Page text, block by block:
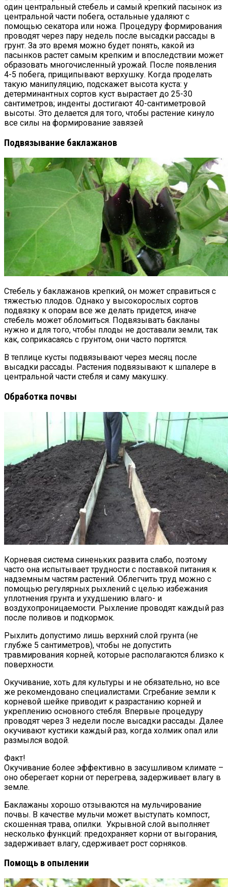
один центральный стебель и самый крепкий пасынок из
центральной части побега, остальные удаляют с
помощью секатора или ножа. Процедуру формирования
проводят через пару недель после высадки рассады в
грунт. За это время можно будет понять, какой из
пасынков растет самым крепким и впоследствии может
образовать многочисленный урожай. После появления
4-5 побега, прищипывают верхушку. Когда проделать
такую манипуляцию, подскажет высота куста: у
детерминантных сортов куст вырастает до 25-30
сантиметров; инденты достигают 40-сантиметровой
высоты. Это делается для того, чтобы растение кинуло
все силы на формирование завязей
Подвязывание баклажанов
Стебель у баклажанов крепкий, он может справиться с
тяжестью плодов. Однако у высокорослых сортов
подвязку к опорам все же делать придется, иначе
стебель может обломиться. Подвязывать бакланы
нужно и для того, чтобы плоды не доставали земли, так
как, соприкасаясь с грунтом, они часто портятся.
В теплице кусты подвязывают через месяц после
высадки рассады. Растения подвязывают к шпалере в
центральной части стебля и саму макушку.
Обработка почвы
Корневая система синеньких развита слабо, поэтому
часто она испытывает трудности с поставкой питания к
надземным частям растений. Облегчить труд можно с
помощью регулярных рыхлений с целью избежания
уплотнения грунта и ухудшению влаго- и
воздухопроницаемости. Рыхление проводят каждый раз
после поливов и подкормок.
Рыхлить допустимо лишь верхний слой грунта (не
глубже 5 сантиметров), чтобы не допустить
травмирования корней, которые располагаются близко к
поверхности.
Окучивание, хоть для культуры и не обязательно, но все
же рекомендовано специалистами. Сгребание земли к
корневой шейке приводит к разрастанию корней и
укреплению основного стебля. Впервые процедуру
проводят через 3 недели после высадки рассады. Далее
окучивают кустики каждый раз, когда холмик опал или
размылся водой.
Факт!
Окучивание более эффективно в засушливом климате –
оно оберегает корни от перегрева, задерживает влагу в
земле.
Баклажаны хорошо отзываются на мульчирование
почвы. В качестве мульчи может выступать компост,
скошенная трава, опилки. Укрывной слой выполняет
несколько функций: предохраняет корни от выгорания,
задерживает влагу, сдерживает рост сорняков.
Помощь в опылении